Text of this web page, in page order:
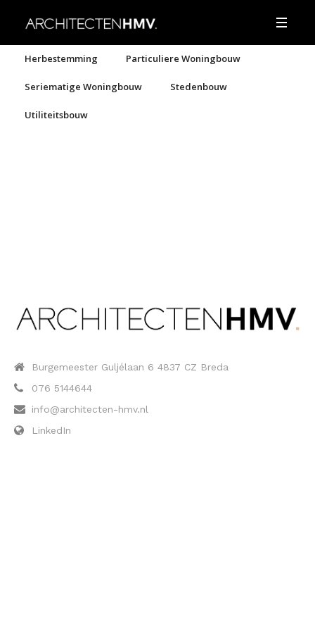
Herbestemming Particuliere Woningbouw
Seriematige Woningbouw Stedenbouw
Utiliteitsbouw
Burgemeester Guljélaan 6 4837 CZ Breda
076 5144644
info@architecten-hmv.nl
LinkedIn